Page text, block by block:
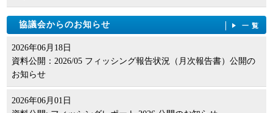
協議会からのお知らせ 一覧
2026年06月18日
資料公開：2026/05 フィッシング報告状況（月次報告書）公開の
お知らせ
2026年06月01日